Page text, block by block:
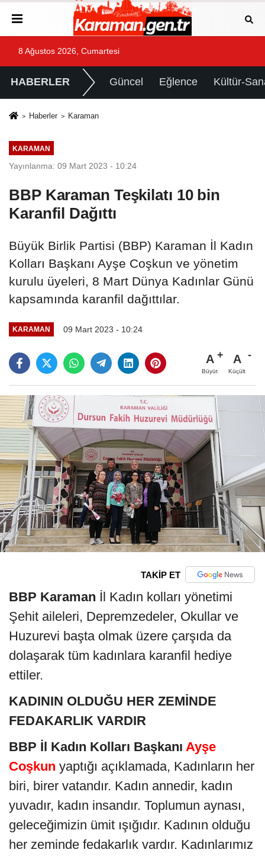
8 Ağustos 2026, Cumartesi
HABERLER Güncel Eğlence Kültür-
Haberler Karaman
KARAMAN
Yayınlanma: 09 Mart 2023 - 10:24
BBP Karaman Teşkilatı 10 bin
Karanfil Dağıttı
Büyük Birlik Partisi (BBP) Karaman İl Kadın
Kolları Başkanı Ayşe Coşkun ve yönetim
kurulu üyeleri, 8 Mart Dünya Kadınlar Günü
kapsamında karanfil dağıttılar.
KARAMAN 09 Mart 2023 - 10:24
A
Büyüt
A
Küçült
TAKİP ET
BBP Karaman İl Kadın kolları yönetimi
Şehit aileleri, Depremzedeler, Okullar ve
Huzurevi başta olmak üzere çarşıda da
dolaşarak tüm kadınlara karanfil hediye
ettiler.
KADININ OLDUĞU HER ZEMİNDE
FEDAKARLIK VARDIR
BBP İl Kadın Kolları Başkanı Ayşe
Coşkun yaptığı açıklamada, Kadınların her
biri, birer vatandır. Kadın annedir, kadın
yuvadır, kadın insandır. Toplumun aynası,
geleceğimizin ümit ışığıdır. Kadının olduğu
her zeminde fedakarlık vardır. Kadınlarımız